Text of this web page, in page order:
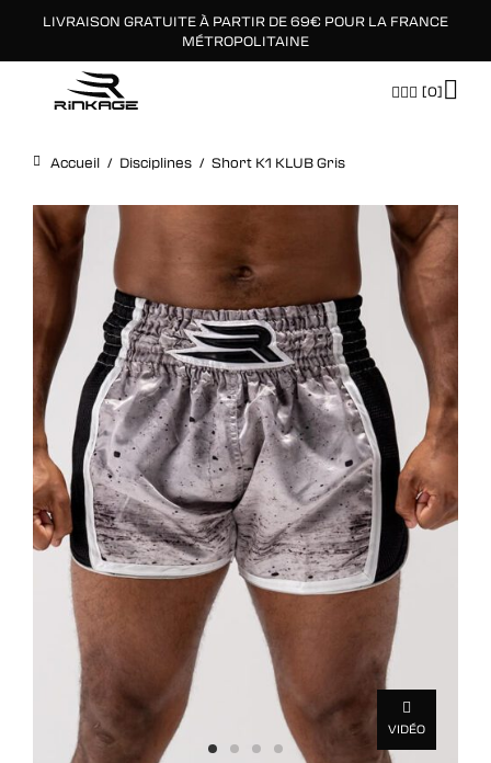
LIVRAISON GRATUITE À PARTIR DE 69€ POUR LA FRANCE
MÉTROPOLITAINE
[0]
Accueil / Disciplines / Short K1 KLUB Gris
VIDÉO